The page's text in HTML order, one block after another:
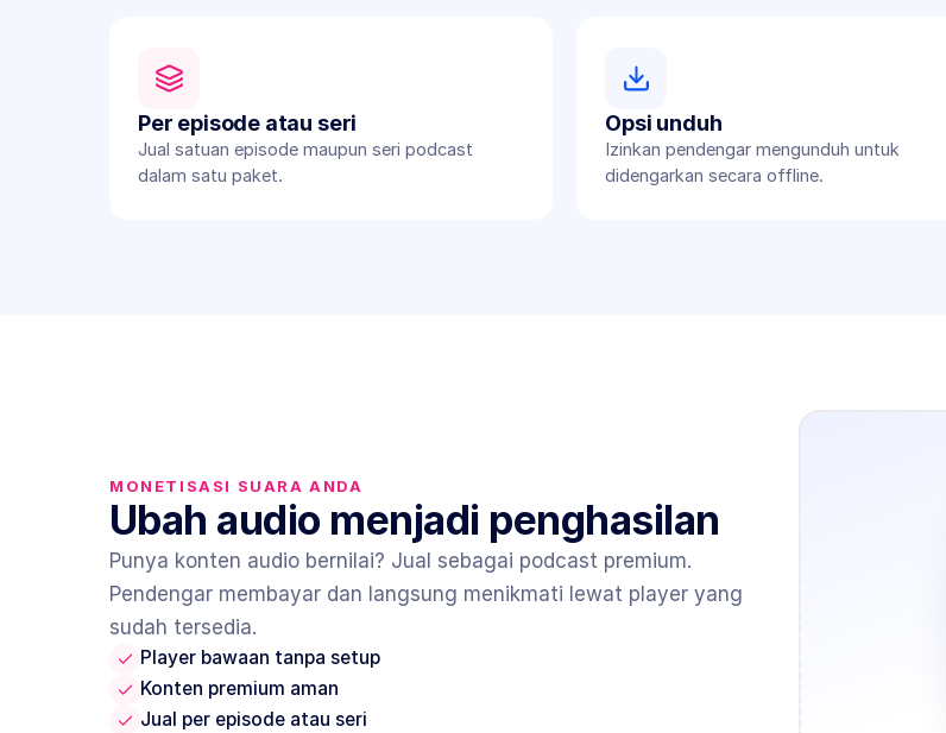
Per episode atau seri
Jual satuan episode maupun seri podcast
dalam satu paket.
Opsi unduh
Izinkan pendengar mengunduh untuk
didengarkan secara offline.
MONETISASI SUARA ANDA
Ubah audio menjadi penghasilan
Punya konten audio bernilai? Jual sebagai podcast premium.
Pendengar membayar dan langsung menikmati lewat player yang
sudah tersedia.
Player bawaan tanpa setup
Konten premium aman
Jual per episode atau seri